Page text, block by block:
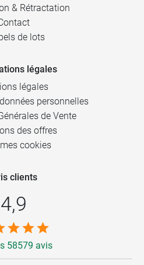
& Rétractation
de lots
légales
légales
personnelles
de Vente
des offres
cookies
clients
4,9
58579 avis